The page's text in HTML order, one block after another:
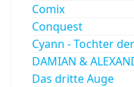
Comix
Conquest
Cyann - Tochter
DAMIAN &
Das dritte Auge